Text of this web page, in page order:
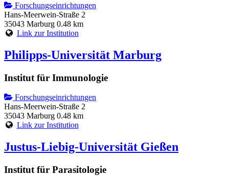
Forschungseinrichtungen
Hans-Meerwein-Straße 2
35043 Marburg 0.48 km
Link zur Institution
Philipps-Universität Marburg
Institut für Immunologie
Forschungseinrichtungen
Hans-Meerwein-Straße 2
35043 Marburg 0.48 km
Link zur Institution
Justus-Liebig-Universität Gießen
Institut für Parasitologie